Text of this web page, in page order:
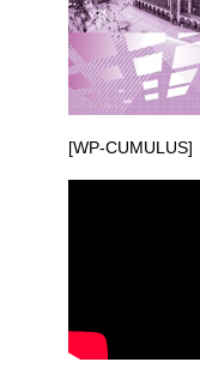
[WP-CUMULUS]